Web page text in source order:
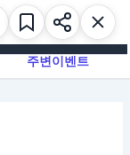
주변이벤트